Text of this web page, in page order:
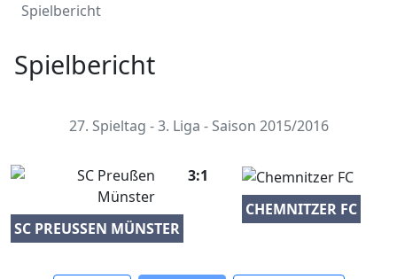
Spielbericht
Spielbericht
27. Spieltag - 3. Liga - Saison 2015/2016
SC PREUSSEN MÜNSTER
3:1
CHEMNITZER FC